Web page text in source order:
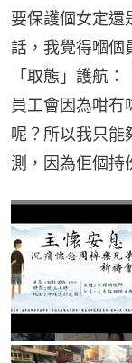
要保護個女定還
話，我覺得嗰個
「取態」護航
員工會因為咁冇
呢？所以我只能
測，因為佢個持